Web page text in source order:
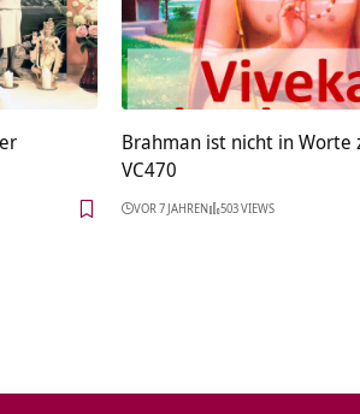
Brahman ist nicht in Worte
VC470
VOR 7 JAHREN 503 VIEWS